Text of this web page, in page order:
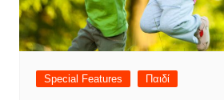
Special Features Παιδί